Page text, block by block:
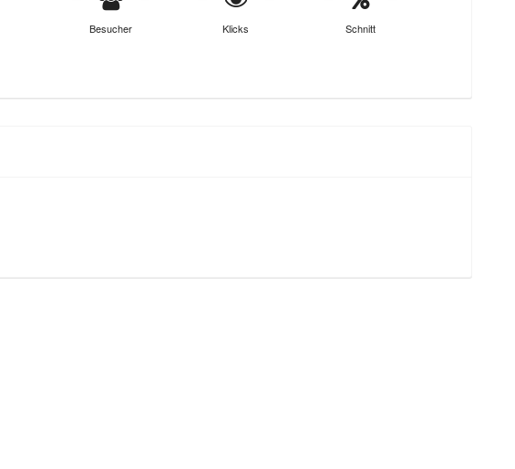
Besucher Klicks Schnitt